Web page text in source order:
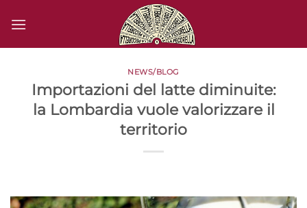
NEWS/BLOG
Importazioni del latte diminuite:
la Lombardia vuole valorizzare il
territorio